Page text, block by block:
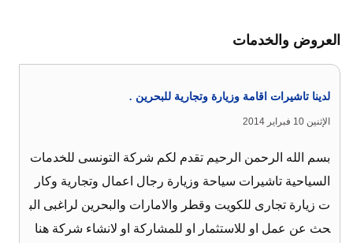
العروض والخدمات
لدينا تاشيرات اقامة وزيارة وتجارية للبحرين .
الإثنين 10 فبراير 2014
بسم الله الرحمن الرحيم تقدم لكم شركة التونسى للخدمات
السياحية تاشيرات سياحة وزيارة رجال اعمال وتجارية وكار
ت زيارة تجارى للكويت وقطر والامارات والبحرين لراغبى الب
حث عن عمل او للاستثمار او للمشاركة او لانشاء شركة هنا